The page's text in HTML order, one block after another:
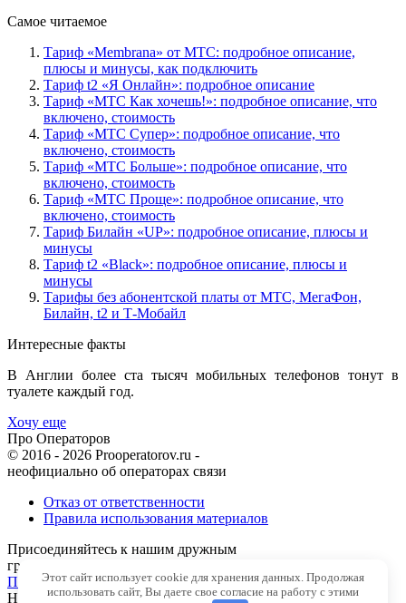
Самое читаемое
Тариф «Membrana» от МТС: подробное описание,
плюсы и минусы, как подключить
Тариф t2 «Я Онлайн»: подробное описание
Тариф «МТС Как хочешь!»: подробное описание, что
включено, стоимость
Тариф «МТС Супер»: подробное описание, что
включено, стоимость
Тариф «МТС Больше»: подробное описание, что
включено, стоимость
Тариф «МТС Проще»: подробное описание, что
включено, стоимость
Тариф Билайн «UP»: подробное описание, плюсы и
минусы
Тариф t2 «Black»: подробное описание, плюсы и
минусы
Тарифы без абонентской платы от МТС, МегаФон,
Билайн, t2 и Т-Мобайл
Интересные факты
В Англии более ста тысяч мобильных телефонов тонут в
туалете каждый год.
Хочу еще
Про Операторов
© 2016 - 2026 Prooperatorov.ru -
неофициально об операторах связи
Отказ от ответственности
Правила использования материалов
Присоединяйтесь к нашим дружным
группам в социальных сетях
Подобрать свой тариф
Наверх
Этот сайт использует cookie для хранения данных. Продолжая
использовать сайт, Вы даете свое согласие на работу с этими